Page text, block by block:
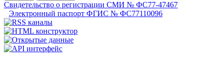
Свидетельство о регистрации СМИ № ФС77-47467
Электронный паспорт ФГИС № ФС77110096